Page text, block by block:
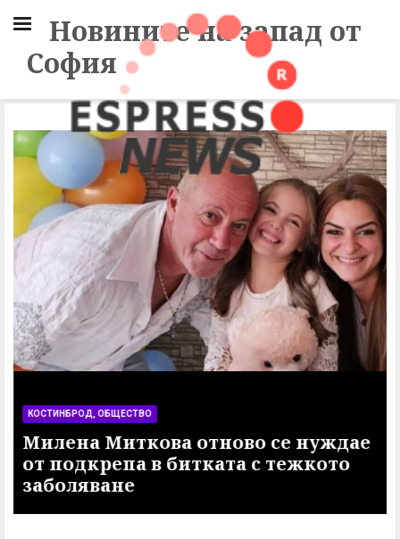
Новините на запад от
София
КОСТИНБРОД, ОБЩЕСТВО
Милена Миткова отново се нуждае
от подкрепа в битката с тежкото
заболяване